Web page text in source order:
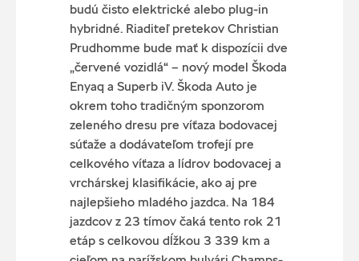
budú čisto elektrické alebo plug-in
hybridné. Riaditeľ pretekov Christian
Prudhomme bude mať k dispozícii dve
„červené vozidlá“ – nový model Škoda
Enyaq a Superb iV. Škoda Auto je
okrem toho tradičným sponzorom
zeleného dresu pre víťaza bodovacej
súťaže a dodávateľom trofejí pre
celkového víťaza a lídrov bodovacej a
vrchárskej klasifikácie, ako aj pre
najlepšieho mladého jazdca. Na 184
jazdcov z 23 tímov čaká tento rok 21
etáp s celkovou dĺžkou 3 339 km a